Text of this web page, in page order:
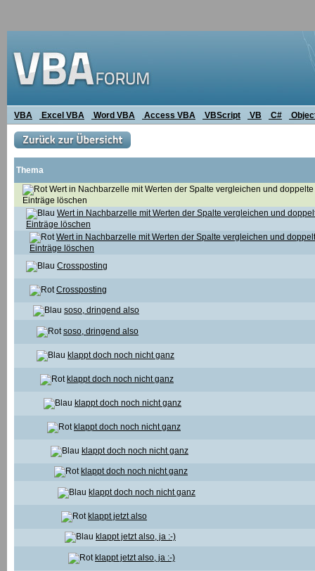
VBA Excel VBA Word VBA Access VBA VBScript VB C#
Thema
Wert in Nachbarzelle mit Werten der Spalte vergleichen und doppelte
Einträge löschen
Wert in Nachbarzelle mit Werten der Spalte vergleichen und
Einträge löschen
Wert in Nachbarzelle mit Werten der Spalte vergleichen und
Einträge löschen
Crossposting
Crossposting
soso, dringend also
soso, dringend also
klappt doch noch nicht ganz
klappt doch noch nicht ganz
klappt doch noch nicht ganz
klappt doch noch nicht ganz
klappt doch noch nicht ganz
klappt doch noch nicht ganz
klappt doch noch nicht ganz
klappt jetzt also
klappt jetzt also, ja :-)
klappt jetzt also, ja :-)